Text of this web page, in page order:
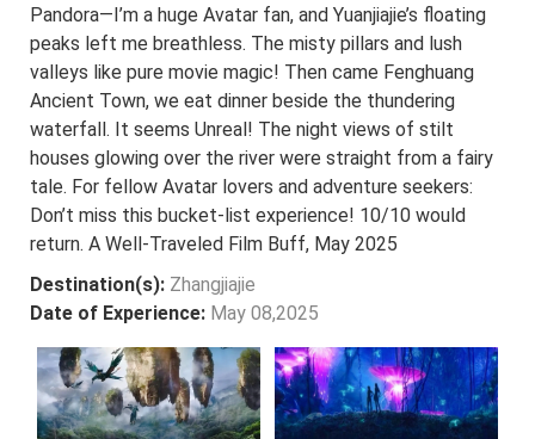
Pandora—I’m a huge Avatar fan, and Yuanjiajie’s floating
peaks left me breathless. The misty pillars and lush
valleys like pure movie magic! Then came Fenghuang
Ancient Town, we eat dinner beside the thundering
waterfall. It seems Unreal! The night views of stilt
houses glowing over the river were straight from a fairy
tale. For fellow Avatar lovers and adventure seekers:
Don’t miss this bucket-list experience! 10/10 would
return. A Well-Traveled Film Buff, May 2025
Destination(s): Zhangjiajie
Date of Experience: May 08,2025